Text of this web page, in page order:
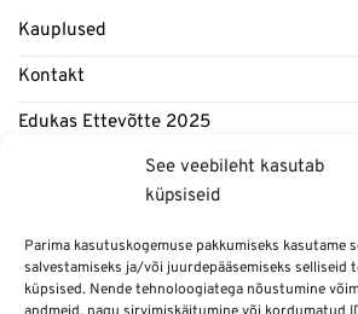
See veebileht kasutab
küpsiseid
Parima kasutuskogemuse pakkumiseks kasutame
salvestamiseks ja/või juurdepääsemiseks selliseid
küpsised. Nende tehnoloogiatega nõustumine
Kauplused
Kontakt
Edukas Ettevõtte 2025
Informatsioon